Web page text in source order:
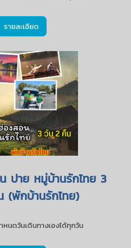
รายละเอียด
ปาย หมู่บ้านรักไทย 3
(พักบ้านรักไทย)
หนดวันเดินทางเองได้ทุกวัน